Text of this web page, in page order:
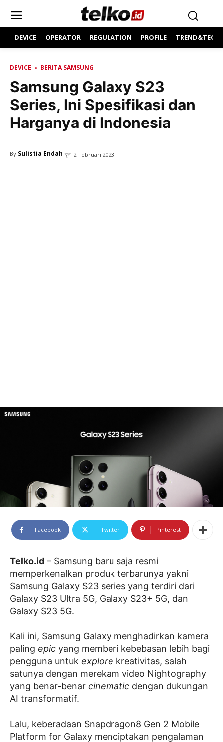
DEVICE OPERATOR REGULATION PROFILE
DEVICE BERITA SAMSUNG
Samsung Galaxy S23
Series, Ini Spesifikasi dan
Harganya di Indonesia
By Sulistia Endah 2 Februari 2023
Facebook Twitter Pinterest
Telko.id – Samsung baru saja resmi
memperkenalkan produk terbarunya yakni
Samsung Galaxy S23 series yang terdiri dari
Galaxy S23 Ultra 5G, Galaxy S23+ 5G, dan
Galaxy S23 5G.
Kali ini, Samsung Galaxy menghadirkan kamera
paling epic yang memberi kebebasan lebih bagi
pengguna untuk explore kreativitas, salah
satunya dengan merekam video Nightography
yang benar-benar cinematic dengan dukungan
AI transformatif.
Lalu, keberadaan Snapdragon8 Gen 2 Mobile
Platform for Galaxy menciptakan pengalaman